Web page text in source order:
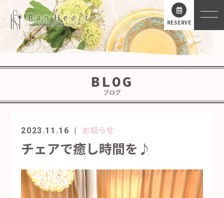
RESERVE
BLOG
ブログ
2023.11.16 お知らせ
チェアで癒し時間を♪